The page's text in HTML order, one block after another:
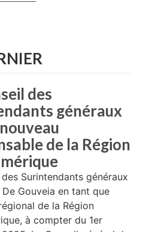
des
généraux
de la Région
Surintendants généraux a
Gouveia en tant que
de la Région
à compter du 1er